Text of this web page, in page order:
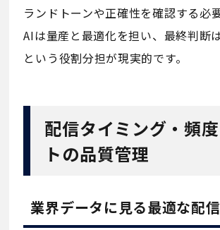
ランドトーンや正確性を確認する必
AIは量産と最適化を担い、最終判断
という役割分担が現実的です。
配信タイミング・頻
トの品質管理
業界データに見る最適な配